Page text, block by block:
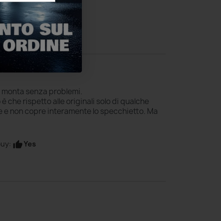
Yes
senza problemi.
che rispetto alle originali solo di qualche
e non copre interamente lo specchietto. Ma
thumb_upYes